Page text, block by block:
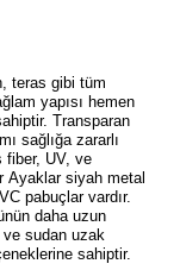
teras gibi tüm
yapısı hemen
Transparan
sağlığa zararlı
fiber, UV, ve
Ayaklar siyah metal
pabuçlar vardır.
daha uzun
ve sudan uzak
sahiptir.